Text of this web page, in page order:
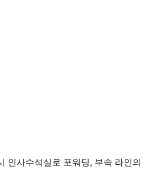
인사수석실로 포워딩, 부속 라인의